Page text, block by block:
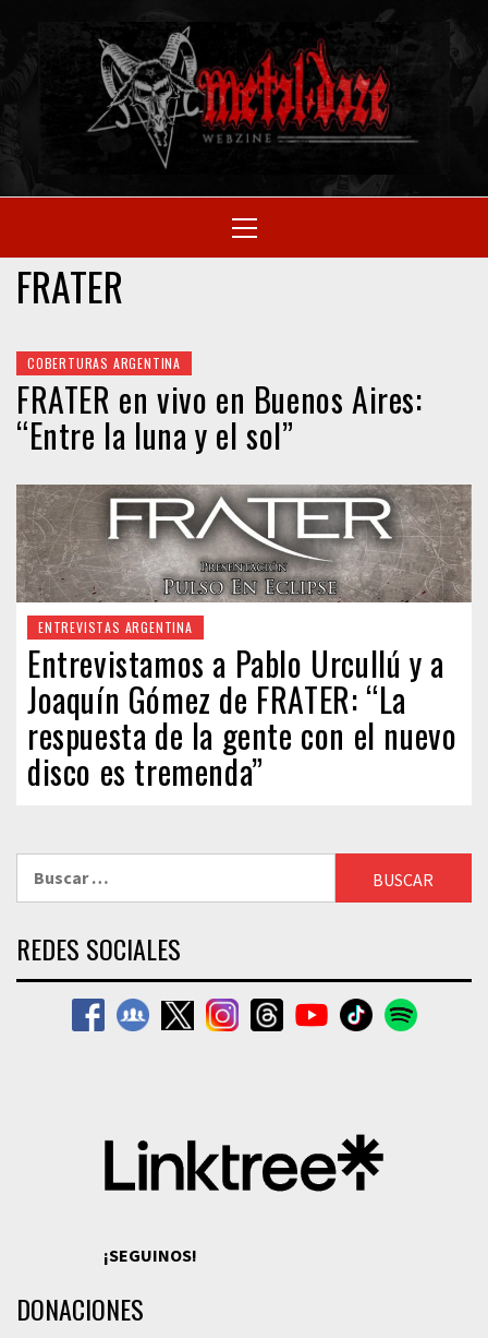
content
SITIO OFICIAL
Menu
FRATER
COBERTURAS ARGENTINA
FRATER en vivo en Buenos Aires:
“Entre la luna y el sol”
ENTREVISTAS ARGENTINA
Entrevistamos a Pablo Urcullú y a
Joaquín Gómez de FRATER: “La
respuesta de la gente con el nuevo
disco es tremenda”
REDES SOCIALES
¡SEGUINOS!
DONACIONES